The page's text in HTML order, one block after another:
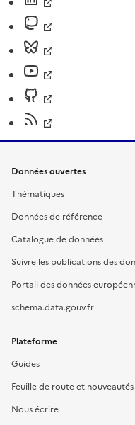
Données ouvertes
Thématiques
Données de référence
Catalogue de données
Suivre les publications des
Portail des données
schema.data.gouv.fr
Plateforme
Guides
Feuille de route et nouveautés
Nous écrire